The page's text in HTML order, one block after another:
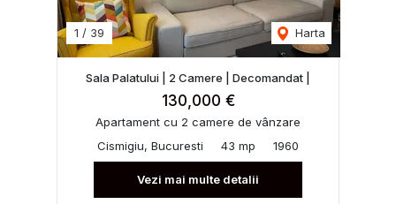
1 / 39 Harta
Sala Palatului | 2 Camere | Decomandat |
130,000 €
Apartament cu 2 camere de vânzare
Cismigiu, Bucuresti
43 mp 1960
Vezi mai multe detalii